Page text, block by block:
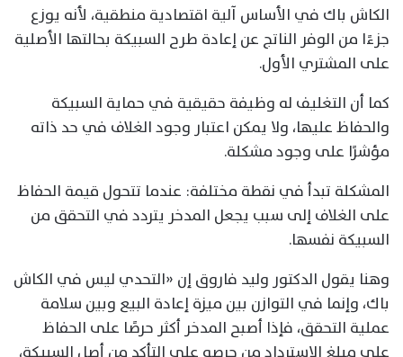
الكاش باك في الأساس آلية اقتصادية منطقية، لأنه يوزع
جزءًا من الوفر الناتج عن إعادة طرح السبيكة بحالتها الأصلية
على المشتري الأول.
كما أن التغليف له وظيفة حقيقية في حماية السبيكة
والحفاظ عليها، ولا يمكن اعتبار وجود الغلاف في حد ذاته
مؤشرًا على وجود مشكلة.
المشكلة تبدأ في نقطة مختلفة: عندما تتحول قيمة الحفاظ
على الغلاف إلى سبب يجعل المدخر يتردد في التحقق من
السبيكة نفسها.
وهنا يقول الدكتور وليد فاروق إن «التحدي ليس في الكاش
باك، وإنما في التوازن بين ميزة إعادة البيع وبين سلامة
عملية التحقق، فإذا أصبح المدخر أكثر حرصًا على الحفاظ